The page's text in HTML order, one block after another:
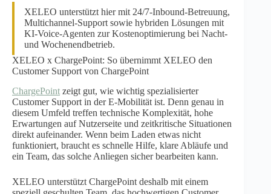
XELEO unterstützt hier mit 24/7-Inbound-Betreuung,
Multichannel-Support sowie hybriden Lösungen mit
KI-Voice-Agenten zur Kostenoptimierung bei Nacht-
und Wochenendbetrieb.
XELEO x ChargePoint: So übernimmt XELEO den
Customer Support von ChargePoint
ChargePoint zeigt gut, wie wichtig spezialisierter
Customer Support in der E-Mobilität ist. Denn genau in
diesem Umfeld treffen technische Komplexität, hohe
Erwartungen auf Nutzerseite und zeitkritische Situationen
direkt aufeinander. Wenn beim Laden etwas nicht
funktioniert, braucht es schnelle Hilfe, klare Abläufe und
ein Team, das solche Anliegen sicher bearbeiten kann.
XELEO unterstützt ChargePoint deshalb mit einem